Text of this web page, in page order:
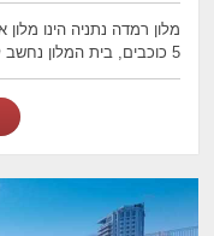
5 כוכבים, בית המלון נחשב לאחד מבתי